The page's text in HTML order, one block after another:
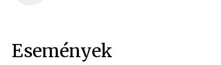
Események